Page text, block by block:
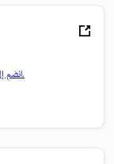
انضم إلى المناقشات، واعثر على الإجابات، وتعلم من الخبراء، وشارك معرفتك.